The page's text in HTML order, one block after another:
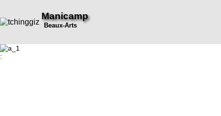
Manicamp
Beaux-Arts
: